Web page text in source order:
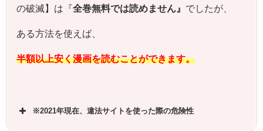
の破滅】は『全巻無料では読めません』 でしたが、
ある方法を使えば、
半額以上安く漫画を読むことができます。
※2021年現在、違法サイトを使った際の危険性